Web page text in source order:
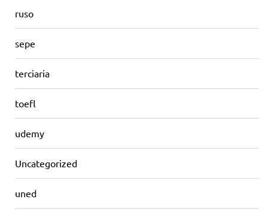
ruso
sepe
terciaria
toefl
udemy
Uncategorized
uned